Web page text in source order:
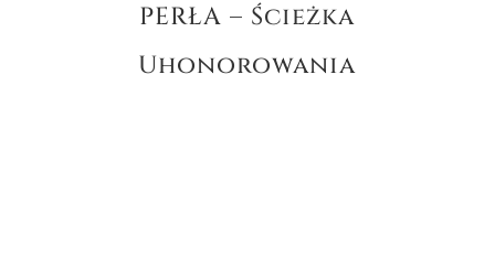
PERŁA – Ścieżka
Uhonorowania